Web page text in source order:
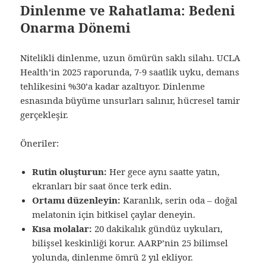
Dinlenme ve Rahatlama: Bedeni
Onarma Dönemi
Nitelikli dinlenme, uzun ömürün saklı silahı. UCLA
Health’in 2025 raporunda, 7-9 saatlik uyku, demans
tehlikesini %30’a kadar azaltıyor. Dinlenme
esnasında büyüme unsurları salınır, hücresel tamir
gerçekleşir.
Öneriler:
Rutin oluşturun: Her gece aynı saatte yatın,
ekranları bir saat önce terk edin.
Ortamı düzenleyin: Karanlık, serin oda – doğal
melatonin için bitkisel çaylar deneyin.
Kısa molalar: 20 dakikalık gündüz uykuları,
bilişsel keskinliği korur. AARP’nin 25 bilimsel
yolunda, dinlenme ömrü 2 yıl ekliyor.